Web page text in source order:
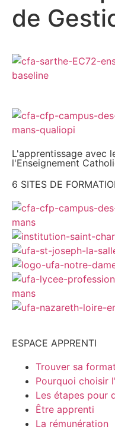
de
L'apprentissage avec
l'Enseignement
6 SITES DE
ESPACE APPRENTI
Trouver sa
Pourquoi choisir
Les étapes pour
Être apprenti
La rémunération